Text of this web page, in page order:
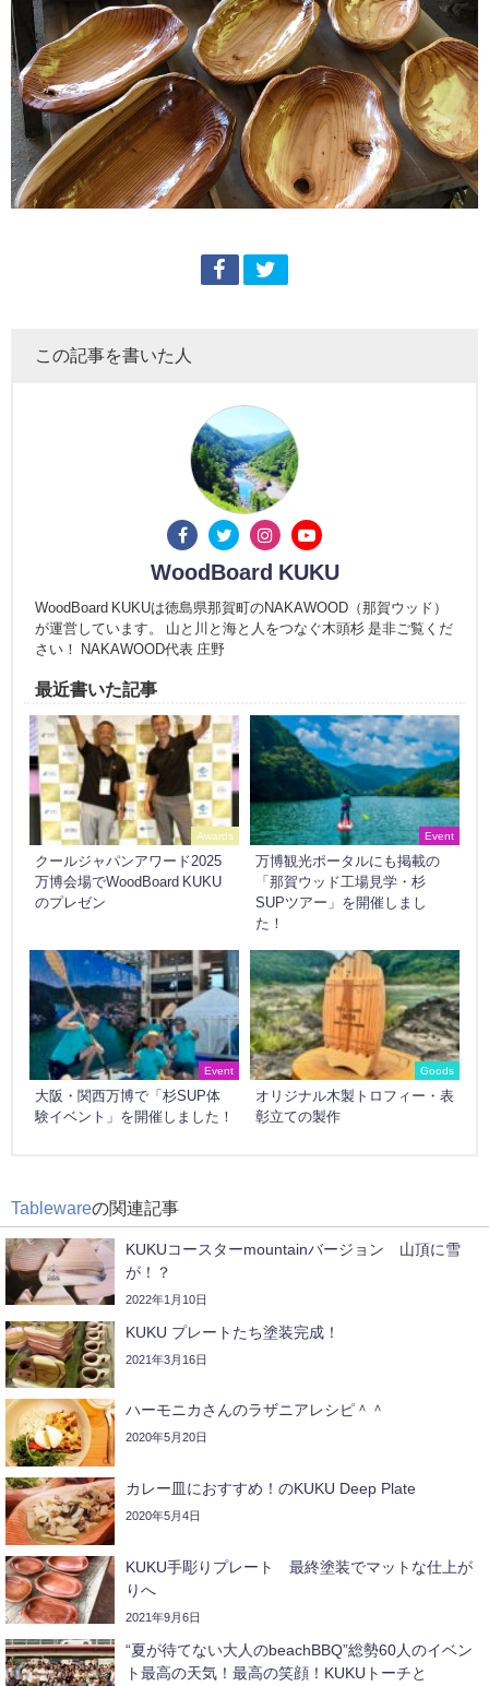
この記事を書いた人
WoodBoard KUKU
WoodBoard KUKUは徳島県那賀町のNAKAWOOD（那賀ウッド）
が運営しています。 山と川と海と人をつなぐ木頭杉 是非ご覧くだ
さい！ NAKAWOOD代表 庄野
最近書いた記事
Awards
クールジャパンアワード2025
万博会場でWoodBoard KUKU
のプレゼン
Event
万博観光ポータルにも掲載の
「那賀ウッド工場見学・杉
SUPツアー」を開催しまし
た！
Event
大阪・関西万博で「杉SUP体
験イベント」を開催しました！
Goods
オリジナル木製トロフィー・表
彰立ての製作
Tablewareの関連記事
KUKUコースターmountainバージョン 山頂に雪
が！？
2022年1月10日
KUKU プレートたち塗装完成！
2021年3月16日
ハーモニカさんのラザニアレシピ＾＾
2020年5月20日
カレー皿におすすめ！のKUKU Deep Plate
2020年5月4日
KUKU手彫りプレート 最終塗装でマットな仕上が
りへ
2021年9月6日
“夏が待てない大人のbeachBBQ”総勢60人のイベン
ト最高の天気！最高の笑顔！KUKUトーチと